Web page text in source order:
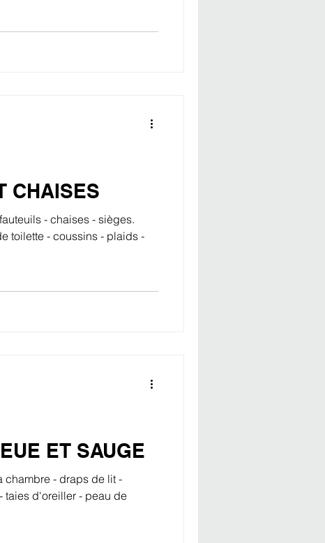
CHAISES
- chaises - sièges.
toilette - coussins - plaids -
ET SAUGE
chambre - draps de lit -
taies d'oreiller - peau de